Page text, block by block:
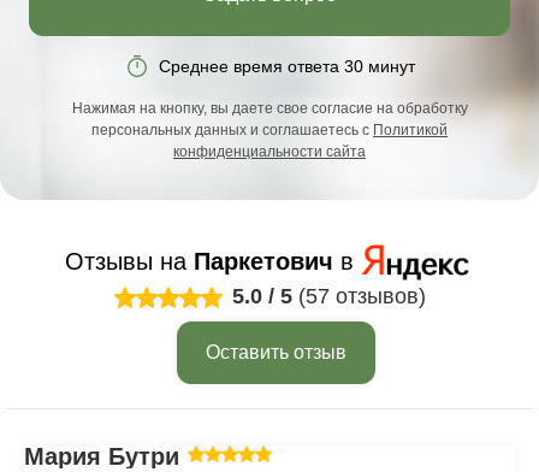
Среднее время ответа 30 минут
Нажимая на кнопку, вы даете свое согласие на обработку
персональных данных и соглашаетесь с Политикой
конфиденциальности сайта
Отзывы на Паркетович в
5.0 / 5 (57 отзывов)
Оставить отзыв
Мария Бутрим